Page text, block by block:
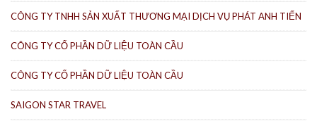
CÔNG TY TNHH SẢN XUẤT THƯƠNG MẠI DỊCH VỤ PHÁT ANH TIẾN
CÔNG TY CỔ PHẦN DỮ LIỆU TOÀN CẦU
CÔNG TY CỔ PHẦN DỮ LIỆU TOÀN CẦU
SAIGON STAR TRAVEL